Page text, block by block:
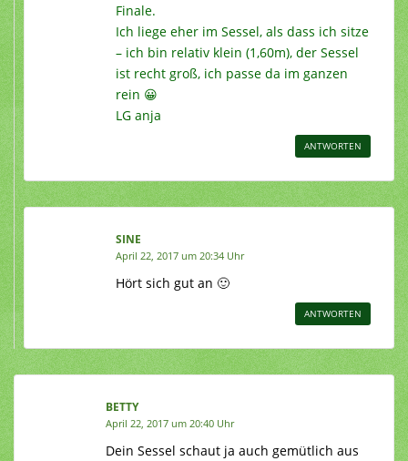
Finale.
Ich liege eher im Sessel, als dass ich sitze
– ich bin relativ klein (1,60m), der Sessel
ist recht groß, ich passe da im ganzen
rein 😀
LG anja
ANTWORTEN
SINE
April 22, 2017 um 20:34 Uhr
Hört sich gut an 🙂
ANTWORTEN
BETTY
April 22, 2017 um 20:40 Uhr
Dein Sessel schaut ja auch gemütlich aus